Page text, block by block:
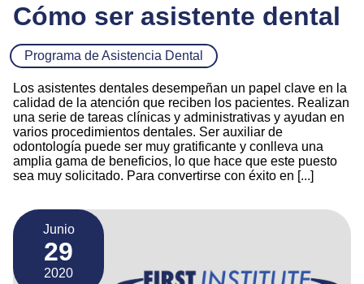
Cómo ser asistente dental
Programa de Asistencia Dental
Los asistentes dentales desempeñan un papel clave en la
calidad de la atención que reciben los pacientes. Realizan
una serie de tareas clínicas y administrativas y ayudan en
varios procedimientos dentales. Ser auxiliar de
odontología puede ser muy gratificante y conlleva una
amplia gama de beneficios, lo que hace que este puesto
sea muy solicitado. Para convertirse con éxito en [...]
Junio
29
2020